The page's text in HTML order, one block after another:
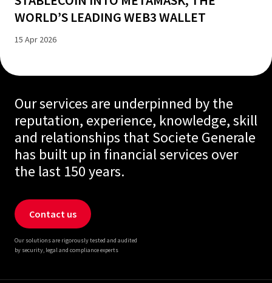
WORLD’S LEADING WEB3 WALLET
15 Apr 2026
Our services are underpinned by the
reputation, experience, knowledge, skill
and relationships that Societe Generale
has built up in financial services over
the last 150 years.
Contact us
Our solutions are rigorously tested and audited
by security, legal and compliance experts